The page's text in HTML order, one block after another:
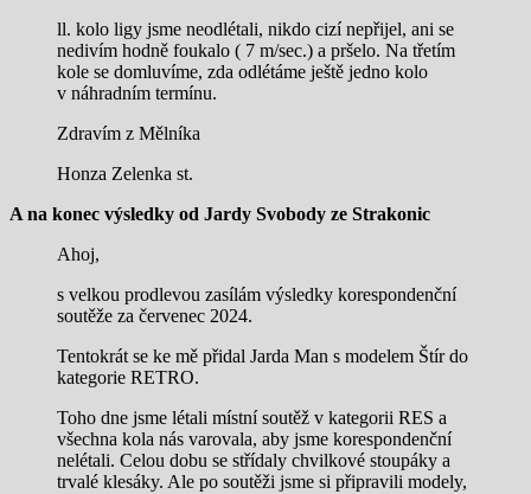
ll. kolo ligy jsme neodlétali, nikdo cizí nepřijel, ani se
nedivím hodně foukalo ( 7 m/sec.) a pršelo. Na třetím
kole se domluvíme, zda odlétáme ještě jedno kolo
v náhradním termínu.
Zdravím z Mělníka
Honza Zelenka st.
A na konec výsledky od Jardy Svobody ze Strakonic
Ahoj,
s velkou prodlevou zasílám výsledky korespondenční
soutěže za červenec 2024.
Tentokrát se ke mě přidal Jarda Man s modelem Štír do
kategorie RETRO.
Toho dne jsme létali místní soutěž v kategorii RES a
všechna kola nás varovala, aby jsme korespondenční
nelétali. Celou dobu se střídaly chvilkové stoupáky a
trvalé klesáky. Ale po soutěži jsme si připravili modely,